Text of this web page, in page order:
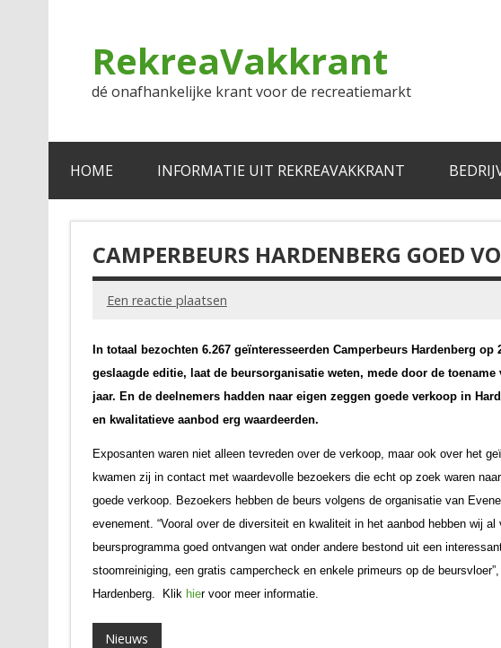
RekreaVakkrant
dé onafhankelijke krant voor de recreatiemarkt
HOME INFORMATIE UIT REKREAVAKKRANT
CAMPERBEURS HARDENBERG GOED
Een reactie plaatsen
In totaal bezochten 6.267 geïnteresseerden Camperbeurs Hardenberg
geslaagde editie, laat de beursorganisatie weten, mede door de
jaar. En de deelnemers hadden naar eigen zeggen goede verkoop in
en kwalitatieve aanbod erg waardeerden.
Exposanten waren niet alleen tevreden over de verkoop, maar ook over het
kwamen zij in contact met waardevolle bezoekers die echt op zoek waren
goede verkoop.
Bezoekers hebben de beurs volgens de organisatie van
evenement. “Vooral over de diversiteit en kwaliteit in het aanbod hebben wij
beursprogramma goed ontvangen wat onder andere bestond uit een
stoomreiniging, een gratis campercheck en enkele primeurs op de
Hardenberg. Klik hier voor meer informatie.
Nieuws